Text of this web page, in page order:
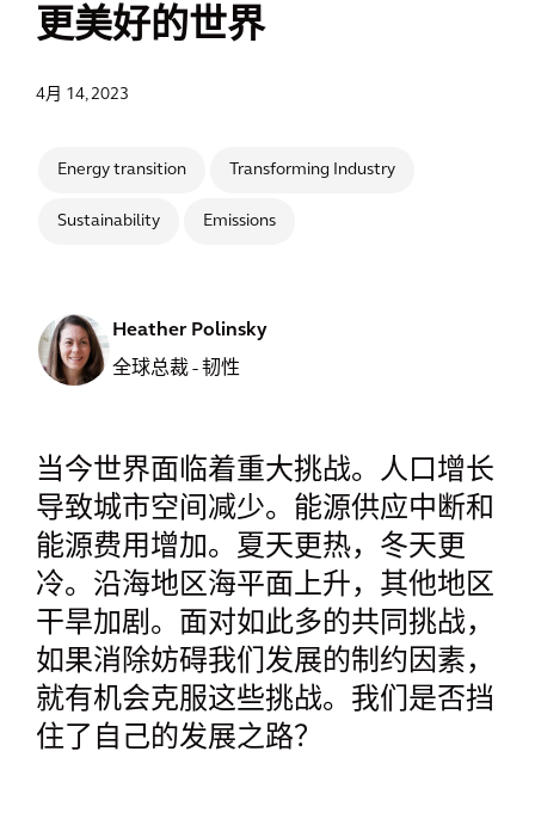
更美好的世界
4月 14, 2023
Energy transition Transforming Industry
Sustainability Emissions
Heather Polinsky
全球总裁 - 韧性
当今世界面临着重大挑战。人口增长
导致城市空间减少。能源供应中断和
能源费用增加。夏天更热，冬天更
冷。沿海地区海平面上升，其他地区
干旱加剧。面对如此多的共同挑战，
如果消除妨碍我们发展的制约因素，
就有机会克服这些挑战。我们是否挡
住了自己的发展之路？